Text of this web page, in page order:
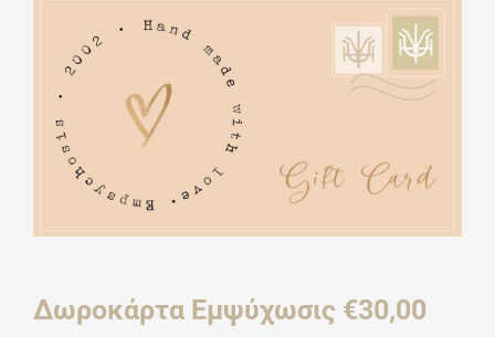
Δωροκάρτα Εμψύχωσις €30,00